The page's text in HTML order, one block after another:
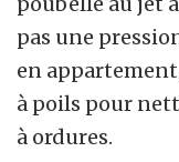
pas une
en
à poils pour
à ordures.